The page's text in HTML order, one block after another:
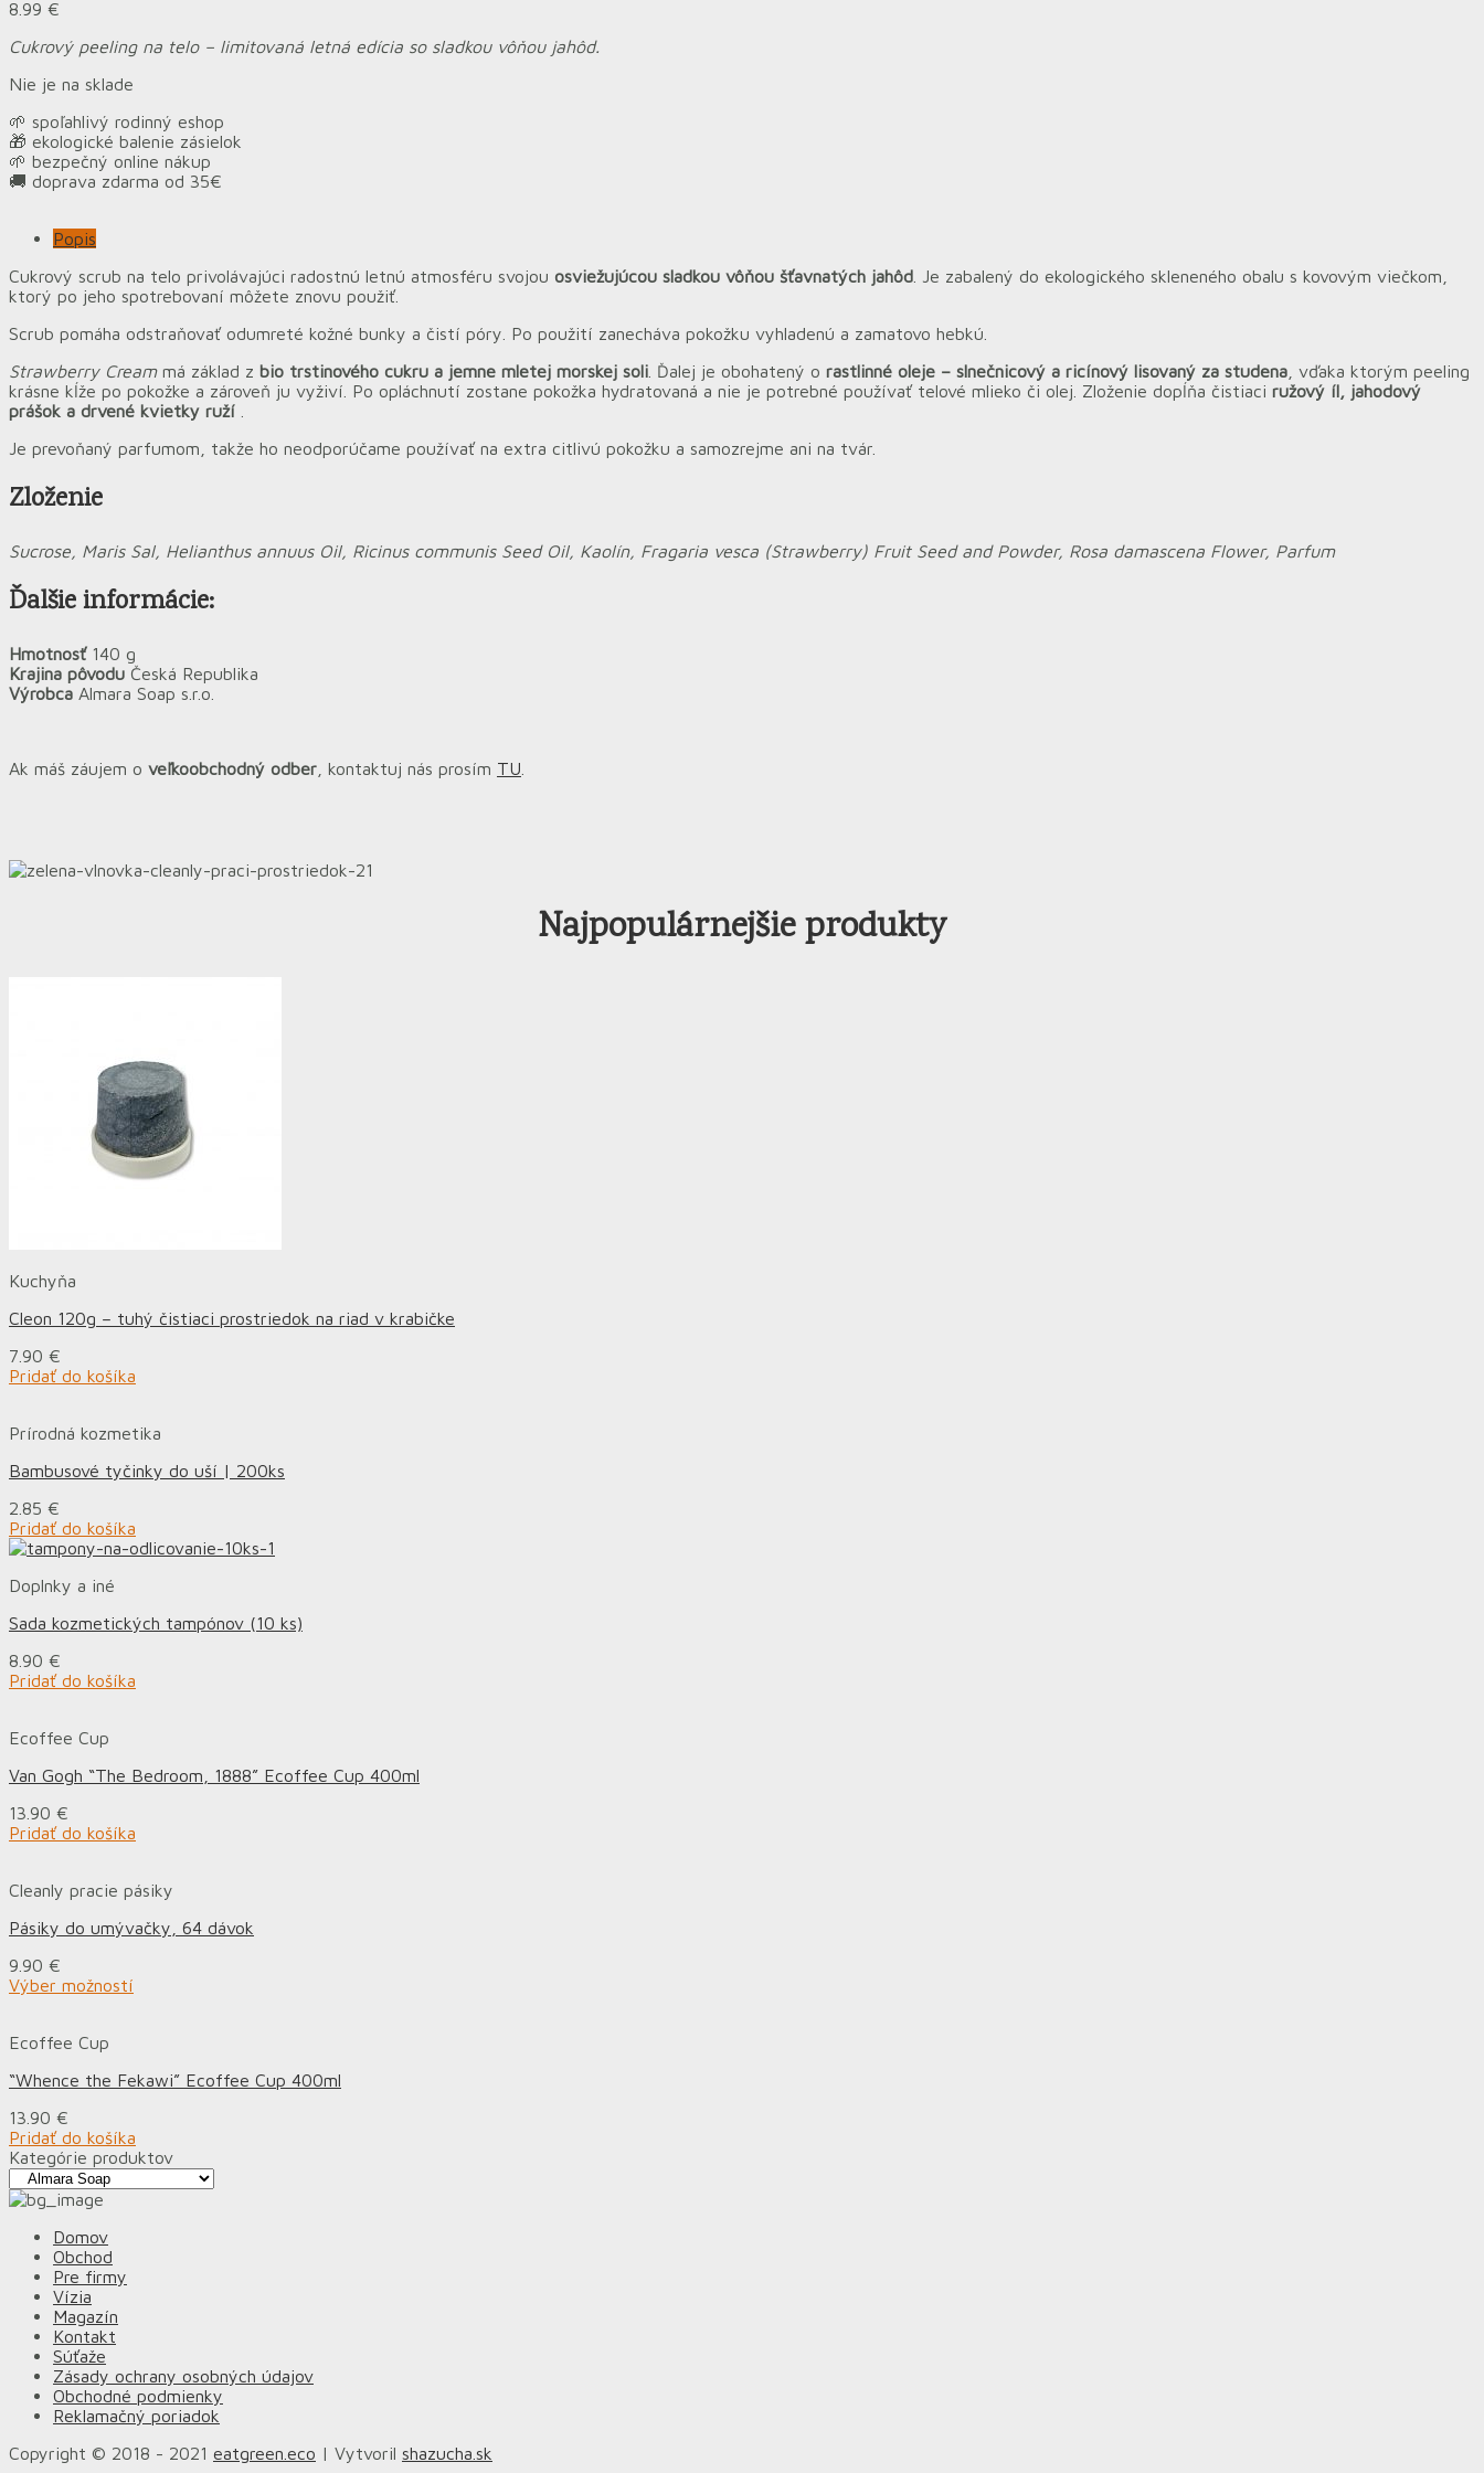
8.99 €
Cukrový peeling na telo – limitovaná letná edícia so sladkou vôňou jahôd.
Nie je na sklade
🌱 spoľahlivý rodinný eshop
🎁 ekologické balenie zásielok
🌱 bezpečný online nákup
🚚 doprava zdarma od 35€
Popis
Cukrový scrub na telo privolávajúci radostnú letnú atmosféru svojou osviežujúcou sladkou vôňou šťavnatých jahôd . Je zabalený do ekologického skleneného obalu s kovovým viečkom,
ktorý po jeho spotrebovaní môžete znovu použiť.
Scrub pomáha odstraňovať odumreté kožné bunky a čistí póry. Po použití zanecháva pokožku vyhladenú a zamatovo hebkú.
Strawberry Creammá základ z bio trstinového cukru a jemne mletej morskej soli . Ďalej je obohatený o rastlinné oleje – slnečnicový a ricínový lisovaný za studena , vďaka ktorým peeling
krásne kĺže po pokožke a zároveň ju vyživí. Po opláchnutí zostane pokožka hydratovaná a nie je potrebné používať telové mlieko či olej. Zloženie dopĺňa čistiaci ružový íl, jahodový
prášok a drvené kvietky ruží
Je prevoňaný parfumom, takže ho neodporúčame používať na extra citlivú pokožku a samozrejme ani na tvár.
Zloženie
Sucrose, Maris Sal, Helianthus annuus Oil, Ricinus communis Seed Oil, Kaolín, Fragaria vesca (Strawberry) Fruit Seed and Powder, Rosa damascena Flower, Parfum
Ďalšie informácie:
Hmotnosť 140 g
Krajina pôvodu Česká Republika
Výrobca Almara Soap s.r.o.
Ak máš záujem o veľkoobchodný odber , kontaktuj nás prosím TU
Najpopulárnejšie produkty
Kuchyňa
Cleon 120g – tuhý čistiaci prostriedok na riad v krabičke
7.90 €
Pridať do košíka
Prírodná kozmetika
Bambusové tyčinky do uší | 200ks
2.85 €
Pridať do košíka
Doplnky a iné
Sada kozmetických tampónov (10 ks)
8.90 €
Pridať do košíka
Ecoffee Cup
Van Gogh “The Bedroom, 1888” Ecoffee Cup 400ml
13.90 €
Pridať do košíka
Cleanly pracie pásiky
Pásiky do umývačky, 64 dávok
9.90 €
Výber možností
Ecoffee Cup
“Whence the Fekawi” Ecoffee Cup 400ml
13.90 €
Pridať do košíka
Kategórie produktov
Domov
Obchod
Pre firmy
Vízia
Magazín
Kontakt
Súťaže
Zásady ochrany osobných údajov
Obchodné podmienky
Reklamačný poriadok
Copyright © 2018 - 2021 eatgreen.eco | Vytvoril shazucha.sk